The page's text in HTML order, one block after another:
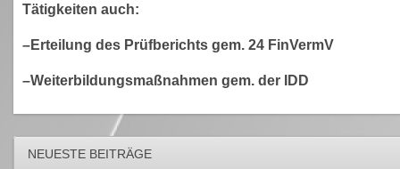
Tätigkeiten auch:
–Erteilung des Prüfberichts gem. 24 FinVermV
–Weiterbildungsmaßnahmen gem. der IDD
NEUESTE BEITRÄGE